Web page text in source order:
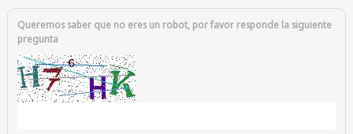
Queremos saber que no eres un robot, por favor responde la siguiente
pregunta